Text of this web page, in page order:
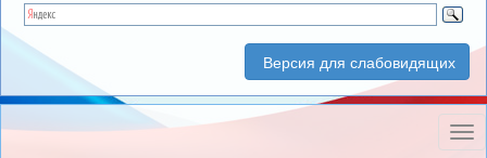
Версия для слабовидящих